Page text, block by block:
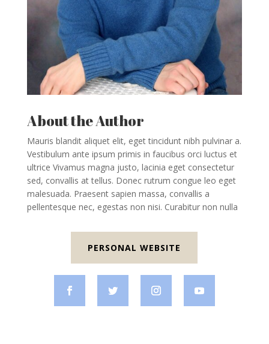
About the Author
Mauris blandit aliquet elit, eget tincidunt nibh pulvinar a.
Vestibulum ante ipsum primis in faucibus orci luctus et
ultrice Vivamus magna justo, lacinia eget consectetur
sed, convallis at tellus. Donec rutrum congue leo eget
malesuada. Praesent sapien massa, convallis a
pellentesque nec, egestas non nisi. Curabitur non nulla
PERSONAL WEBSITE